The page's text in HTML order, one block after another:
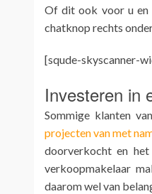
Of dit ook voor u en
chatknop rechts
[squde-skyscanner-
Investeren in
Sommige klanten
projecten van met
doorverkocht en het
verkoopmakelaar
daarom wel van